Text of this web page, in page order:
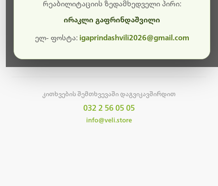
კითხვების შემთხვევაში დაგვიკავშირდით
032 2 56 05 05
info@veli.store
რეაბილიტაციის ზედამხედველი პირი:
ირაკლი გაფრინდაშვილი
ელ- ფოსტა: igaprindashvili2026@gmail.com